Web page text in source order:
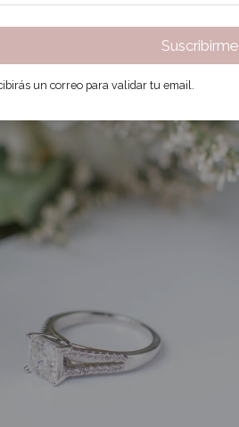
Suscribirme
un correo para validar tu email.